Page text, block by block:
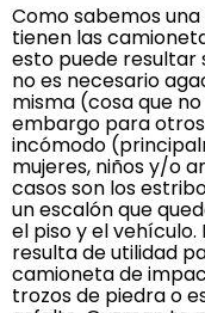
Como sabemos
tienen las
esto puede resultar
no es necesario
misma (cosa que
embargo para
incómodo
mujeres, niños y/o
casos son los
un escalón que
el piso y el
resulta de utilidad
camioneta de
trozos de piedra o